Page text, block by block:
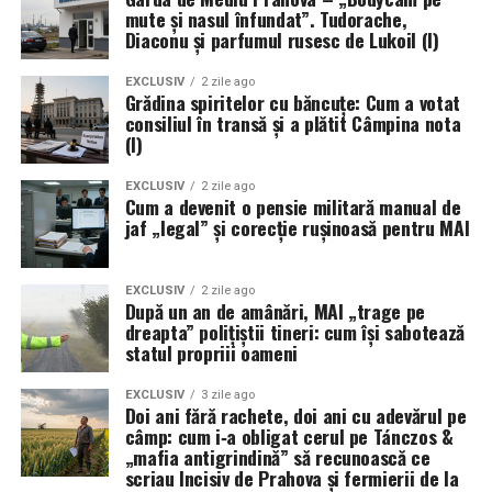
la rând.
De ce se vorbește despre
Straumann ca despre un
standard de aur
Sintagma „standard de aur” se aruncă azi cam în toate
părțile, așa că merită să vedem ce o susține concret în
cazul de față. Primul argument sunt datele clinice pe
termen lung. Studii independente arată o rată de
supraviețuire de aproape nouăzeci și nouă la sută la zece
ani pentru anumite implanturi Straumann, o cifră care
așază marca în plutonul fruntaș.
Al doilea argument e volumul cercetării. Compania
scoate an de an zeci de studii științifice și colaborează
strâns cu ITI, rețeaua academică de care ziceam. Când
Aria sectiunii este:
A = 0,60 × 0,40
A = 0,24 m²
Debitul este:
Q = 4,2 × 0,24 × 3600
Q = 3628,8 m³/h
Valoarea este credibila numai daca 4,2 m/s reprezinta
media unei traversari corecte. Daca viteza a fost
masurata intr-un singur punct central, debitul calculat
poate fi supraestimat sau subestimat.
Ce tip de anemometru este
potrivit aplicatiei?
mute și nasul înfundat”. Tudorache,
Diaconu și parfumul rusesc de Lukoil (I)
EXCLUSIV 2 zile ago
Grădina spiritelor cu băncuțe: Cum a votat
consiliul în transă și a plătit Câmpina nota
(I)
EXCLUSIV 2 zile ago
Cum a devenit o pensie militară manual de
jaf „legal” și corecție rușinoasă pentru MAI
EXCLUSIV 2 zile ago
După un an de amânări, MAI „trage pe
dreapta” polițiștii tineri: cum își sabotează
statul propriii oameni
EXCLUSIV 3 zile ago
Doi ani fără rachete, doi ani cu adevărul pe
câmp: cum i‑a obligat cerul pe Tánczos &
„mafia antigrindină” să recunoască ce
scriau Incisiv de Prahova și fermierii de la